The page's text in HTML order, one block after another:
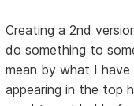
Creating a 2nd
do something to
mean by what I
appearing in the top